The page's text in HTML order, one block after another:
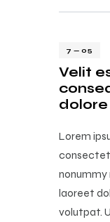
7 — 05
Velit
dolore
Lorem
nonummy
laoreet
volutpat.